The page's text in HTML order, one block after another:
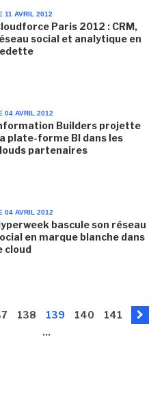
11 AVRIL 2012
Paris 2012 : CRM,
social et analytique en
04 AVRIL 2012
Builders projette
plate-forme BI dans les
partenaires
04 AVRIL 2012
bascule son réseau
en marque blanche dans
cloud
138 139 140
141
...